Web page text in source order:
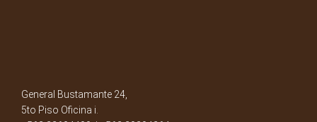
General Bustamante 24,
5to Piso Oficina i.